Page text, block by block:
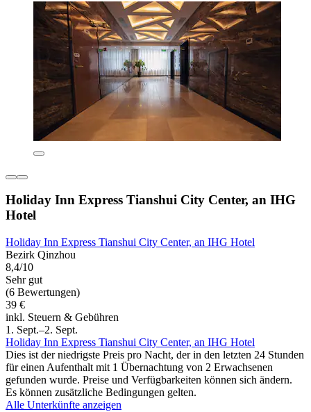
Holiday Inn Express Tianshui City Center, an IHG
Hotel
Holiday Inn Express Tianshui City Center, an IHG Hotel
Bezirk Qinzhou
8,4/10
Sehr gut
(6 Bewertungen)
39 €
inkl. Steuern & Gebühren
1. Sept.–2. Sept.
Holiday Inn Express Tianshui City Center, an IHG Hotel
Dies ist der niedrigste Preis pro Nacht, der in den letzten 24 Stunden
für einen Aufenthalt mit 1 Übernachtung von 2 Erwachsenen
gefunden wurde. Preise und Verfügbarkeiten können sich ändern.
Es können zusätzliche Bedingungen gelten.
Alle Unterkünfte anzeigen